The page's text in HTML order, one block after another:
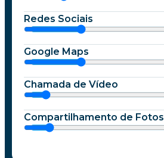
Redes Sociais
Google Maps
Chamada de Vídeo
Compartilhamento de Fotos